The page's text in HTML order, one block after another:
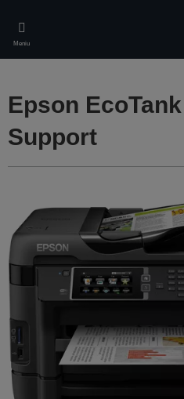
main
content
Meniu
Epson
Support